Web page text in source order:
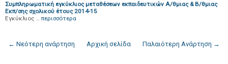
Συμπληρωματική εγκύκλιος μεταθέσεων εκπαιδευτικών Α/θμιας & Β/θμιας
Εκπ/σης σχολικού έτους 2014-15
Εγκύκλιος … περισσότερα
← Νεότερη ανάρτηση Παλαιότερη Ανάρτηση →
Αρχική σελίδα